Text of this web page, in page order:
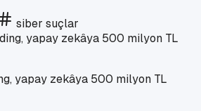
siber suçlar
yapay zekâya 500 milyon TL